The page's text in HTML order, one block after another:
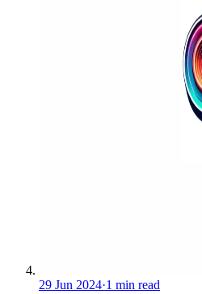
29 Jun 2024·1 min read